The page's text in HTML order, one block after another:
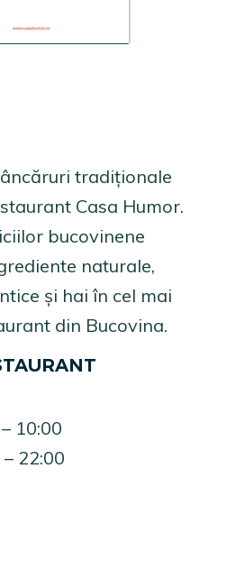
tradiționale
Casa Humor.
bucovinene
naturale,
și hai în cel mai
din Bucovina.
10:00
22:00